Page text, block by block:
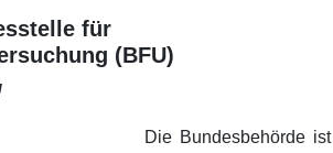
für
(BFU)
Die Bundesbehörde